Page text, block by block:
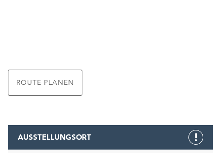
ROUTE PLANEN
AUSSTELLUNGSORT